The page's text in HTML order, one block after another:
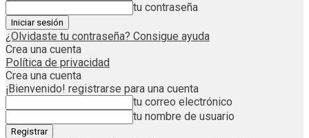
tu contraseña
¿Olvidaste tu contraseña? Consigue ayuda
Crea una cuenta
Política de privacidad
Crea una cuenta
¡Bienvenido! registrarse para una cuenta
tu correo electrónico
tu nombre de usuario